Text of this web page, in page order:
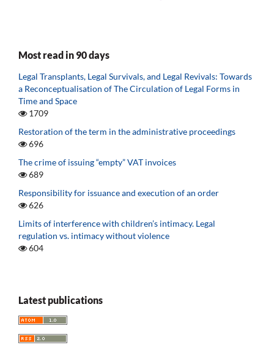
Most read in 90 days
Legal Transplants, Legal Survivals, and Legal Revivals: Towards
a Reconceptualisation of The Circulation of Legal Forms in
Time and Space
1709
Restoration of the term in the administrative proceedings
696
The crime of issuing “empty” VAT invoices
689
Responsibility for issuance and execution of an order
626
Limits of interference with children’s intimacy. Legal
regulation vs. intimacy without violence
604
Latest publications